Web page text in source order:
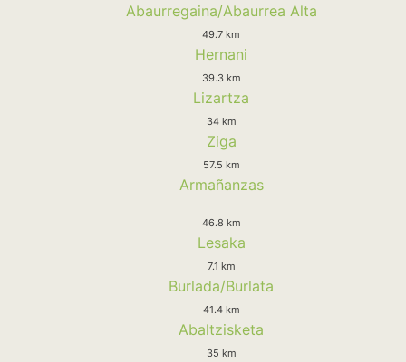
Abaurregaina/Abaurrea Alta
49.7 km
Hernani
39.3 km
Lizartza
34 km
Ziga
57.5 km
Armañanzas
46.8 km
Lesaka
7.1 km
Burlada/Burlata
41.4 km
Abaltzisketa
35 km